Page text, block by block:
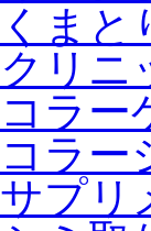
くまと
クリニ
コラー
コラー
サプリ